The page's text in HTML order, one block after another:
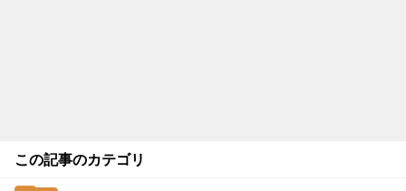
この記事のカテゴリ